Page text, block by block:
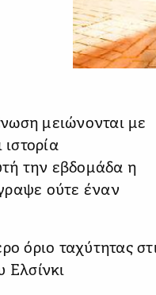
μειώνονται με
την εβδομάδα η
ούτε έναν
όριο ταχύτητας
Ελσίνκι